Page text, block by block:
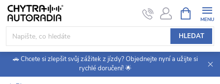
Přejít
obsah
HLEDAT
NÁKUPNÍ
KOŠÍK
🚗 Chcete si zlepšit svůj zážitek z jízdy? Objednejte nyní a užijte si
rychlé doručení! 🌟